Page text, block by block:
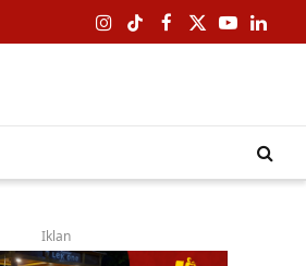
Instagram
TikTokFacebook
X
YouTube
Iklan